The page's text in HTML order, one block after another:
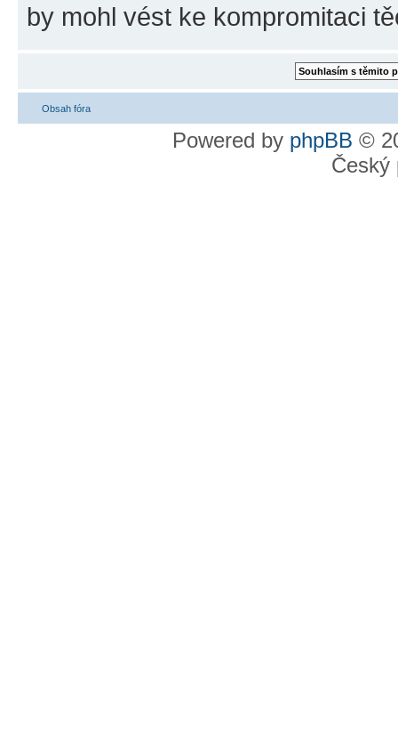
by mohl vést ke kompromitaci
Obsah fóra
Powered by phpBB ©